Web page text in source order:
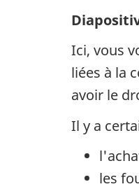
Ici, vous
liées à la
avoir le
Il y a
les